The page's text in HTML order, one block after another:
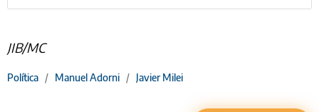
JIB/MC
Política / Manuel Adorni / Javier Milei